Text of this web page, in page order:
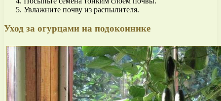
Увлажните почву из распылителя.
Уход за огурцами на подоконнике